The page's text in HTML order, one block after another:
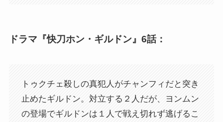
ドラマ『快刀ホン・ギルドン』6話：
トゥクチェ殺しの真犯人がチャンフィだと突き
止めたギルドン。対立する２人だが、ヨンムン
の登場でギルドンは１人で戦え切れず逃げるこ